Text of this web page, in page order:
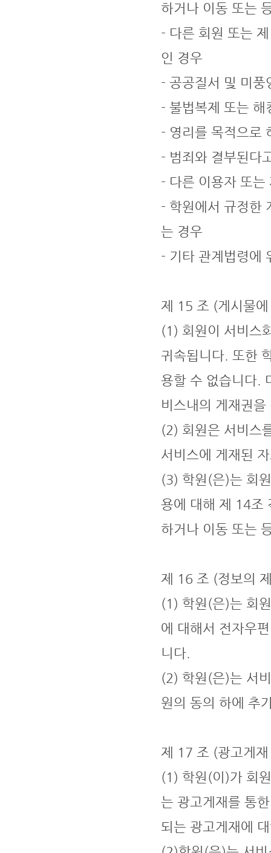
하거나 이동 또는
- 다른 회원 또는
인 경우
- 공공질서 및 미풍
- 불법복제 또는 해
- 영리를 목적으로
- 범죄와 결부된다
- 다른 이용자 또는
- 학원에서 규정한
는 경우
- 기타 관계법령에
제 15 조 (게시물
(1) 회원이 서비스
귀속됩니다. 또한
용할 수 없습니다.
비스내의 게재권을
(2) 회원은 서비스
서비스에 게재된
(3) 학원(은)는 회
용에 대해 제 14조
하거나 이동 또는
제 16 조 (정보의
(1) 학원(은)는 회
에 대해서 전자우
니다.
(2) 학원(은)는 서
원의 동의 하에 추
제 17 조 (광고게
(1) 학원(이)가 회
는 광고게재를 통
되는 광고게재에